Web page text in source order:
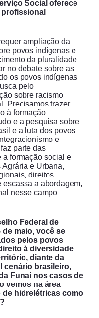
Social oferece
ampliação da
povos indígenas e
da pluralidade
no debate sobre as
os povos indígenas
pelo
sobre racismo
Precisamos trazer
à formação
e a pesquisa sobre
e a luta dos povos
e
parte das
a formação social e
e Urbana,
direitos
escassa a abordagem,
nesse campo
Federal de
de maio, você se
pelos povos
à diversidade
diante da
cenário brasileiro,
Funai nos casos de
vemos na área
de hidrelétricas como